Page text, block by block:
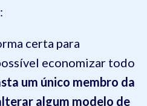
certa para
economizar todo
um único membro da
algum modelo de